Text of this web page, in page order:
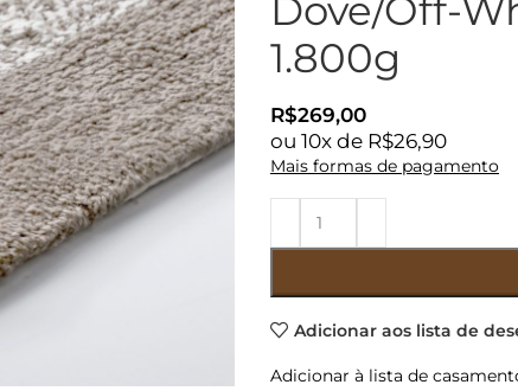
Dove/Off-
1.800g
R$269,00
ou 10x de R$26,90
Mais formas de pagamento
Adicionar aos lista de
Adicionar à lista de